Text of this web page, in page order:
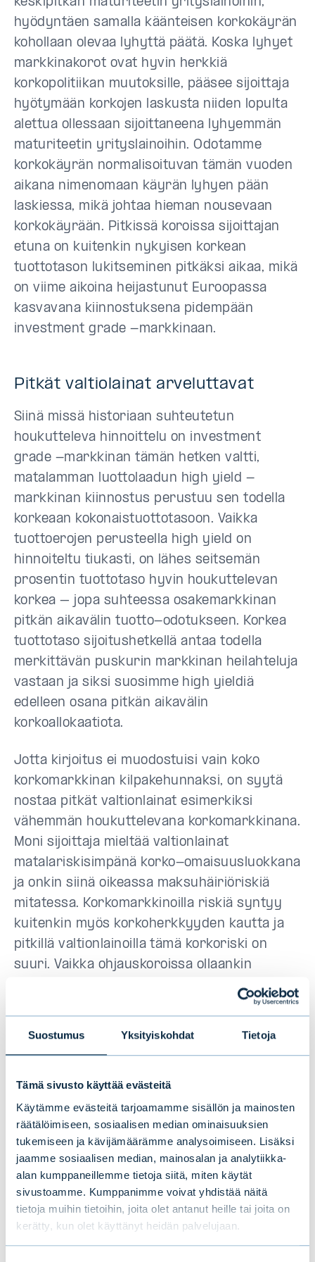
Suostumus Yksityiskohdat Tietoja
Tämä sivusto käyttää evästeitä
Käytämme evästeitä tarjoamamme sisällön ja mainosten
räätälöimiseen, sosiaalisen median ominaisuuksien
tukemiseen ja kävijämäärämme analysoimiseen. Lisäksi
jaamme sosiaalisen median, mainosalan ja analytiikka-
alan kumppaneillemme tietoja siitä, miten käytät
sivustoamme. Kumppanimme voivat yhdistää näitä
tietoja muihin tietoihin, joita olet antanut heille tai joita on
kerätty, kun olet käyttänyt heidän palvelujaan.
hyödyntäen samalla käänteisen korkokäyrän
kohollaan olevaa lyhyttä päätä. Koska lyhyet
markkinakorot ovat hyvin herkkiä
korkopolitiikan muutoksille, pääsee sijoittaja
hyötymään korkojen laskusta niiden lopulta
alettua ollessaan sijoittaneena lyhyemmän
maturiteetin yrityslainoihin. Odotamme
korkokäyrän normalisoituvan tämän vuoden
aikana nimenomaan käyrän lyhyen pään
laskiessa, mikä johtaa hieman nousevaan
korkokäyrään. Pitkissä koroissa sijoittajan
etuna on kuitenkin nykyisen korkean
tuottotason lukitseminen pitkäksi aikaa, mikä
on viime aikoina heijastunut Euroopassa
kasvavana kiinnostuksena pidempään
investment grade -markkinaan.
Pitkät valtiolainat arveluttavat
Siinä missä historiaan suhteutetun
houkutteleva hinnoittelu on investment
grade -markkinan tämän hetken valtti,
matalamman luottolaadun high yield -
markkinan kiinnostus perustuu sen todella
korkeaan kokonaistuottotasoon. Vaikka
tuottoerojen perusteella high yield on
hinnoiteltu tiukasti, on lähes seitsemän
prosentin tuottotaso hyvin houkuttelevan
korkea – jopa suhteessa osakemarkkinan
pitkän aikavälin tuotto-odotukseen. Korkea
tuottotaso sijoitushetkellä antaa todella
merkittävän puskurin markkinan heilahteluja
vastaan ja siksi suosimme high yieldiä
edelleen osana pitkän aikavälin
korkoallokaatiota.
Jotta kirjoitus ei muodostuisi vain koko
korkomarkkinan kilpakehunnaksi, on syytä
nostaa pitkät valtionlainat esimerkiksi
vähemmän houkuttelevana korkomarkkinana.
Moni sijoittaja mieltää valtionlainat
matalariskisimpänä korko-omaisuusluokkana
ja onkin siinä oikeassa maksuhäiriöriskiä
mitatessa. Korkomarkkinoilla riskiä syntyy
kuitenkin myös korkoherkkyyden kautta ja
pitkillä valtionlainoilla tämä korkoriski on
suuri. Vaikka ohjauskoroissa ollaankin
seuraavaksi aloittamassa laskusykli, ei
tämän hetken hinnoittelu anna pitkille koroille
tuotto-riski -suhde nykytilanteessa on
lyhyempiä lainoja heikompi ja tästä syystä
näemme lyhyet ja keskipitkän maturiteetin
sijoitukset huomattavasti
houkuttelevampina.
Kaikkinensa elämme jälleen hyvin
mielenkiintoista vuotta korkosijoittajan(kin)
näkökulmasta. Vaikka talousuutisoinnissa